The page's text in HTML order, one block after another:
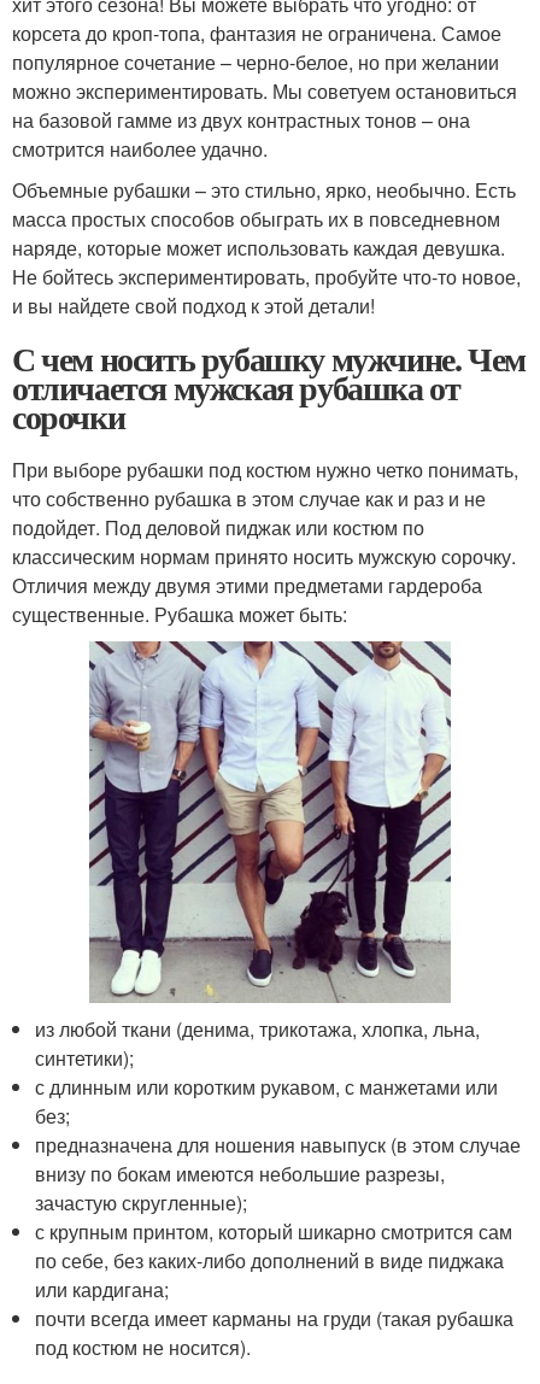
корсета до кроп-топа, фантазия не ограничена. Самое
популярное сочетание – черно-белое, но при желании
можно экспериментировать. Мы советуем остановиться
на базовой гамме из двух контрастных тонов – она
смотрится наиболее удачно.
Объемные рубашки – это стильно, ярко, необычно. Есть
масса простых способов обыграть их в повседневном
наряде, которые может использовать каждая девушка.
Не бойтесь экспериментировать, пробуйте что-то новое,
и вы найдете свой подход к этой детали!
С чем носить рубашку мужчине. Чем
отличается мужская рубашка от
сорочки
При выборе рубашки под костюм нужно четко понимать,
что собственно рубашка в этом случае как и раз и не
подойдет. Под деловой пиджак или костюм по
классическим нормам принято носить мужскую сорочку.
Отличия между двумя этими предметами гардероба
существенные. Рубашка может быть:
из любой ткани (денима, трикотажа, хлопка, льна,
синтетики);
с длинным или коротким рукавом, с манжетами или
без;
предназначена для ношения навыпуск (в этом случае
внизу по бокам имеются небольшие разрезы,
зачастую скругленные);
с крупным принтом, который шикарно смотрится сам
по себе, без каких-либо дополнений в виде пиджака
или кардигана;
почти всегда имеет карманы на груди (такая рубашка
под костюм не носится).